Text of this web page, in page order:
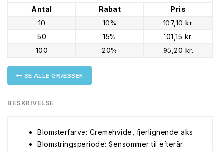
Antal Rabat
Pris
10
10%
107,10 kr.
50
15%
101,15 kr.
100
20% 95,20 kr.
SE ALLE GRÆSSER
BESKRIVELSE
Blomsterfarve: Cremehvide, fjerlignende aks
Blomstringsperiode: Sensommer til efterår